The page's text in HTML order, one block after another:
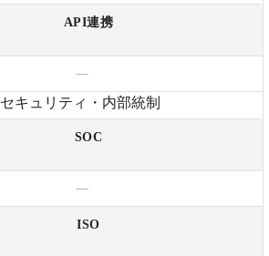
API連携
—
セキュリティ・内部統制
SOC
—
ISO